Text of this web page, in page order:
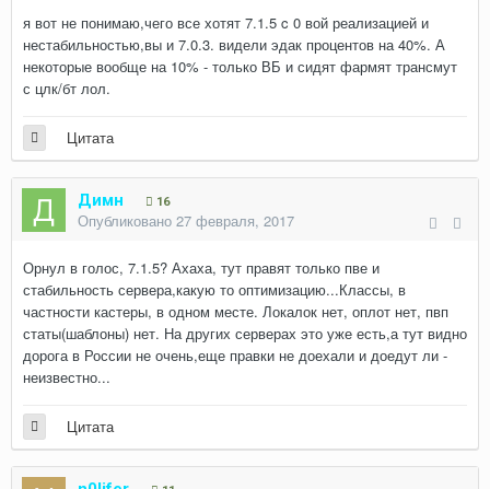
я вот не понимаю,чего все хотят 7.1.5 c 0 вой реализацией и
нестабильностью,вы и 7.0.3. видели эдак процентов на 40%. А
некоторые вообще на 10% - только ВБ и сидят фармят трансмут
с цлк/бт лол.
Цитата
Димн 16
Опубликовано 27 февраля, 2017
Орнул в голос, 7.1.5? Ахаха, тут правят только пве и
стабильность сервера,какую то оптимизацию...Классы, в
частности кастеры, в одном месте. Локалок нет, оплот нет, пвп
статы(шаблоны) нет. На других серверах это уже есть,а тут видно
дорога в России не очень,еще правки не доехали и доедут ли -
неизвестно...
Цитата